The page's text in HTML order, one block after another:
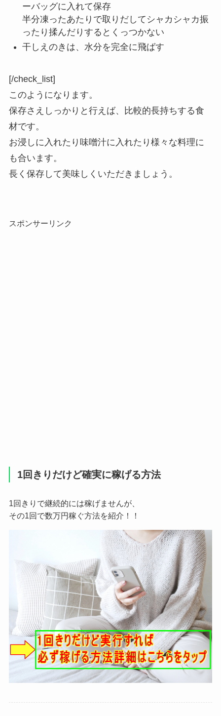
ーバッグに入れて保存
半分凍ったあたりで取りだしてシャカシャカ振
ったり揉んだりするとくっつかない
干しえのきは、水分を完全に飛ばす
[/check_list]
このようになります。
保存さえしっかりと行えば、比較的長持ちする食
材です。
お浸しに入れたり味噌汁に入れたり様々な料理に
も合います。
長く保存して美味しくいただきましょう。
スポンサーリンク
1回きりだけど確実に稼げる方法
1回きりで継続的には稼げませんが、
その1回で数万円稼ぐ方法を紹介！！